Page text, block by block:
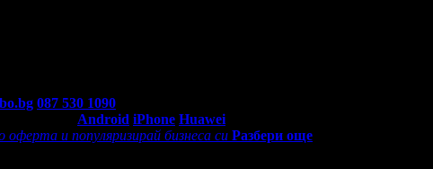
087 530 1090
Android iPhone Huawei
оферта и популяризирай бизнеса си Разбери още